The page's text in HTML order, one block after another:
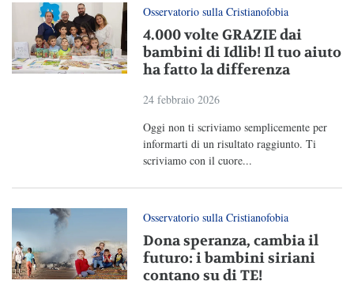
Osservatorio sulla Cristianofobia
4.000 volte GRAZIE dai
bambini di Idlib! Il tuo aiuto
ha fatto la differenza
24 febbraio 2026
Oggi non ti scriviamo semplicemente per
informarti di un risultato raggiunto. Ti
scriviamo con il cuore...
Osservatorio sulla Cristianofobia
Dona speranza, cambia il
futuro: i bambini siriani
contano su di TE!